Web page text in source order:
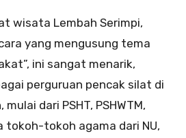
wisata Lembah Serimpi,
yang mengusung tema
ini sangat menarik,
perguruan pencak silat di
dari PSHT, PSHWTM,
tokoh-tokoh agama dari NU,